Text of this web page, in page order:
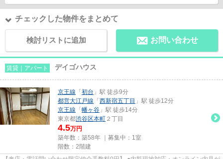
チェックした物件をまとめて
検討リストに追加 お問い合わせ
賃貸｜アパート デイゴハウス
京王線 「 初台 」駅 徒歩9分
都営大江戸線 「 西新宿五丁目 」駅 徒歩12分
京王線 「 幡ヶ谷 」駅 徒歩14分
東京都渋谷区本町 ２丁目
4.5万円
築年数：築58年 ｜募集中： 1室
階数：2階建